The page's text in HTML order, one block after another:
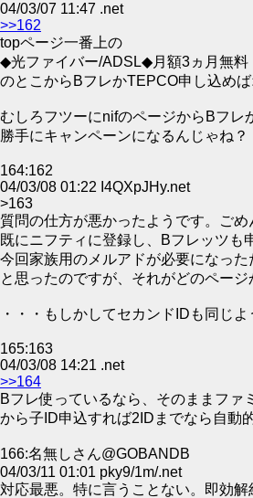
04/03/07 11:47 .net
>>162
topページ一番上の
◆光ファイバー/ADSL◆月額3ヵ月無料
のとこからBフレかTEPCO申し込めば
むしろフツーにnifのページからBフレ
勝手にキャンペーンになるんじゃね？
164:162
04/03/08 01:22 I4QXpJHy.net
>163
質問の仕方が悪かったようです。ごめ
既にニフティに登録し、Bフレッツも
今回家族用のメルアドが必要になっ
と思ったのですが、それがどのペー
・・・もしかしてセカンドIDも同じ
165:163
04/03/08 14:21 .net
>>164
Bフレ使っているなら、そのままファ
から子ID申込すれば2IDまでなら自動
166:名無しさん@GOBANDB
04/03/11 01:01 pky9/1m/.net
対応最悪。特に言うことない。即効解